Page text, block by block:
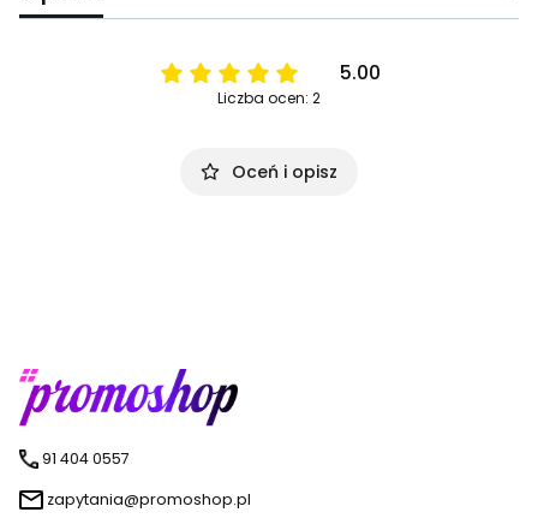
5.00
Liczba ocen: 2
Oceń i opisz
91 404 0557
zapytania@promoshop.pl